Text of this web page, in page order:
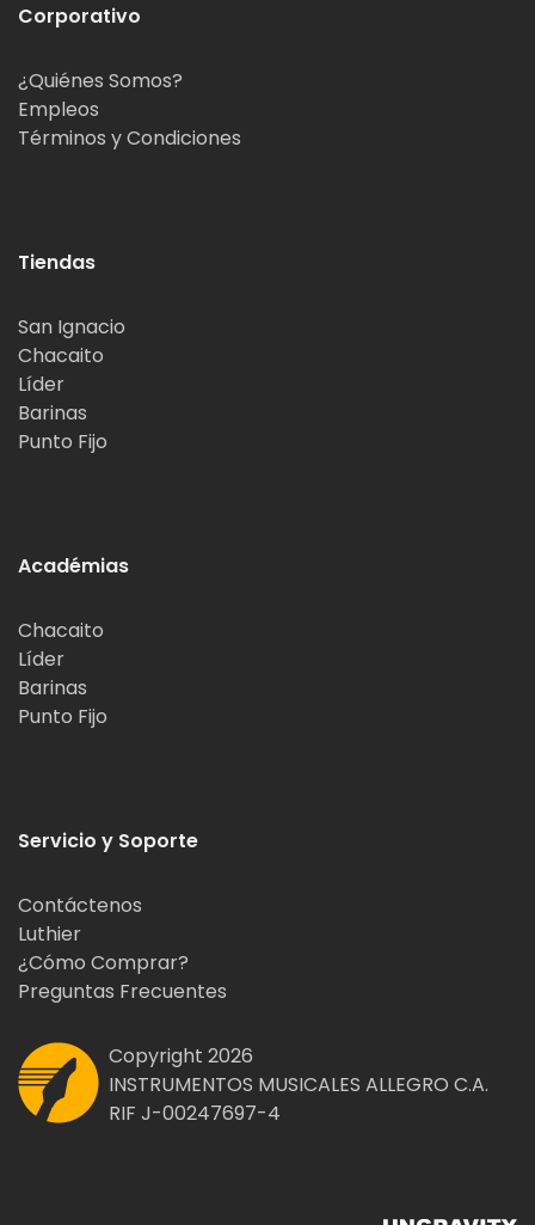
Corporativo
¿Quiénes Somos?
Empleos
Términos y Condiciones
Tiendas
San Ignacio
Chacaito
Líder
Barinas
Punto Fijo
Académias
Chacaito
Líder
Barinas
Punto Fijo
Servicio y Soporte
Contáctenos
Luthier
¿Cómo Comprar?
Preguntas Frecuentes
Copyright 2026
INSTRUMENTOS MUSICALES ALLEGRO C.A.
RIF J-00247697-4